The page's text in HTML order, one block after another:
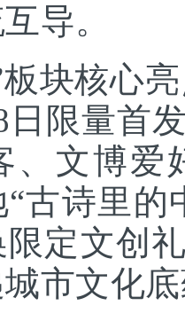
导。
核心亮
限量首
、文博爱
古诗里
定文创
市文化